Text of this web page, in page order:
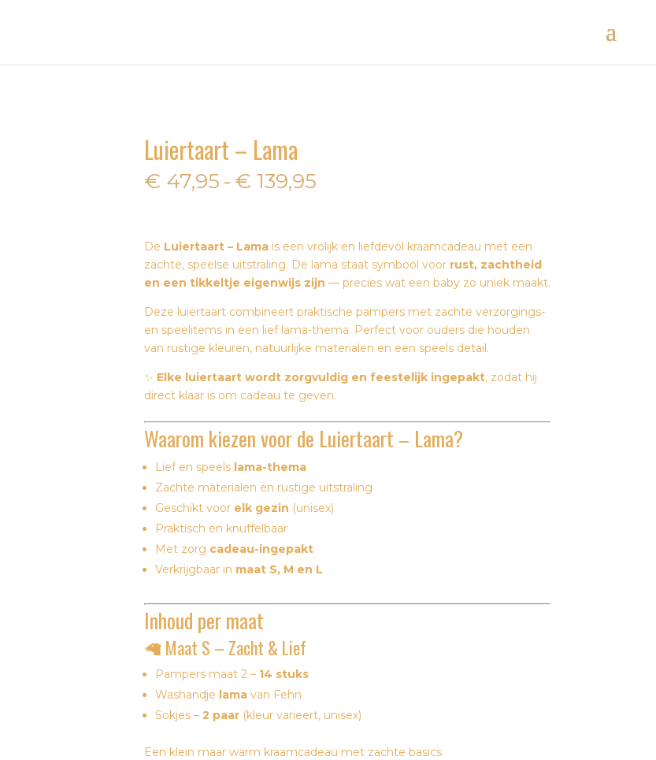
Luiertaart – Lama
€ 47,95 - € 139,95Prijsklasse:
De Luiertaart – Lamais een vrolijk en liefdevol kraamcadeau met een
zachte, speelse uitstraling. De lama staat symbool voor rust, zachtheid
en een tikkeltje eigenwijs zijn — precies wat een baby zo uniek maakt.
Deze luiertaart combineert praktische pampers met zachte verzorgings-
en speelitems in een lief lama-thema. Perfect voor ouders die houden
van rustige kleuren, natuurlijke materialen en een speels detail.
✨ Elke luiertaart wordt zorgvuldig en feestelijk ingepakt, zodat hij
direct klaar is om cadeau te geven.
Waarom kiezen voor de Luiertaart – Lama?
Lief en speels lama-thema
Zachte materialen en rustige uitstraling
Geschikt voor elk gezin (unisex)
Praktisch én knuffelbaar
Met zorg cadeau-ingepakt
Verkrijgbaar in maat S, M en L
Inhoud per maat
🦙 Maat S – Zacht & Lief
Pampers maat 2 – 14 stuks
Washandje lamavan Fehn
Sokjes – 2 paar(kleur varieert, unisex)
Een klein maar warm kraamcadeau met zachte basics.